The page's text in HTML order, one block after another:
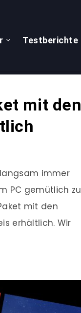
Testberichte
mit den
immer
PC gemütlich zu
mit den
erhältlich. Wir